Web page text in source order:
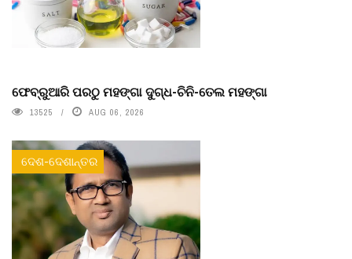
ଫେବ୍ରୁଆରି ପରଠୁ ମହଙ୍ଗା ଦୁଗ୍ଧ-ଚିନି-ତେଲ ମହଙ୍ଗା
13525 AUG 06, 2026
ଦେଶ-ଦେଶାନ୍ତର